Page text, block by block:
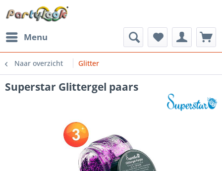
Menu
Naar overzicht Glitter
Superstar Glittergel paars